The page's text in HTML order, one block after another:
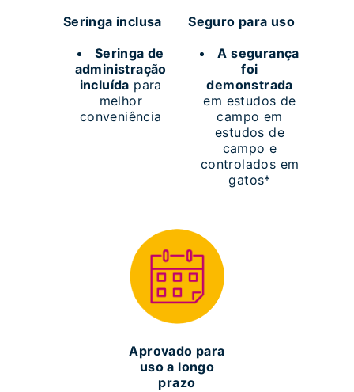
Seringa inclusa
Seringa de
administração
incluída para
melhor
conveniência
Seguro para uso
A segurança
foi
demonstrada
em estudos de
campo em
estudos de
campo e
controlados em
gatos*
Aprovado para
uso a longo
prazo